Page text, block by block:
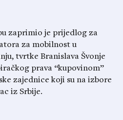
zaprimio je prijedlog za
za mobilnost u
tvrtke Branislava Švonje
prava “kupovinom”
zajednice koji su na izbore
iz Srbije.